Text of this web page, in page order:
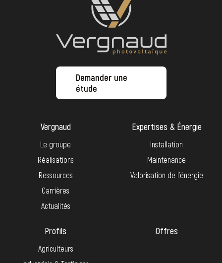
Demander une
étude
Vergnaud
Le groupe
Réalisations
Ressources
Carrières
Actualités
Expertises & Énergie
Installation
Maintenance
Valorisation de l’énergie
Profils
Agriculteurs
Offres